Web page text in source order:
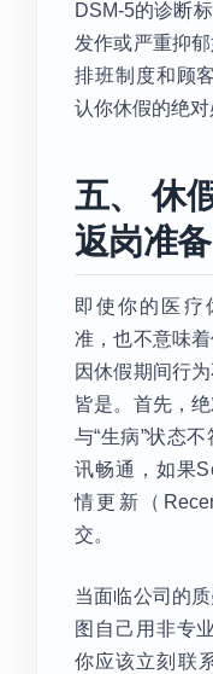
DSM-5的诊断
发作或严重抑
排班制度和顾
认你休假的绝对
五、 休
返岗准备
即使你的医疗
准，也不意味
因休假期间行
皆是。首先，
与“生病”状态
讯畅通，如果
情更新（
交。
当面临公司的
图自己用非专
你应该立刻联